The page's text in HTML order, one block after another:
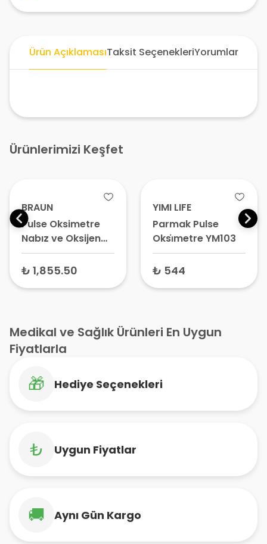
Ürün AçıklamasıTaksit SeçenekleriYorumlar
Ürünlerimizi Keşfet
BRAUN
Pulse Oksimetre
Nabız ve Oksijen
Ölçer YK-81CEU
₺ 1,855.50
YIMI LIFE
Parmak Pulse
Oksi̇metre YM103
₺ 544
Medikal ve Sağlık Ürünleri En Uygun
Fiyatlarla
🎁 Hediye Seçenekleri
₺ Uygun Fiyatlar
🚚 Aynı Gün Kargo